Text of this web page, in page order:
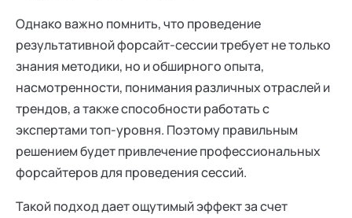
Однако важно помнить, что проведение
результативной форсайт-сессии требует не только
знания методики, но и обширного опыта,
насмотренности, понимания различных отраслей и
трендов, а также способности работать с
экспертами топ-уровня. Поэтому правильным
решением будет привлечение профессиональных
форсайтеров для проведения сессий.
Такой подход дает ощутимый эффект за счет